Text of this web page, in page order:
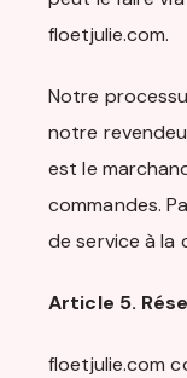
floetjulie.com.
Notre
notre
est le
commandes.
de service à la
Article 5.
floetjulie.com